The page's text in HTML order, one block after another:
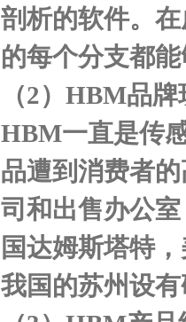
剖析的软件。
的每个分支都
（2） HBM品牌
HBM一直是传
品遭到消费者
司和出售办公
国达姆斯塔特
我国的苏州设